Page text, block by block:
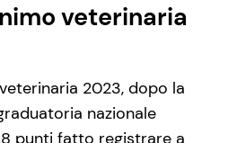
veterinaria
2023, dopo la
nazionale
punti fatto registrare a